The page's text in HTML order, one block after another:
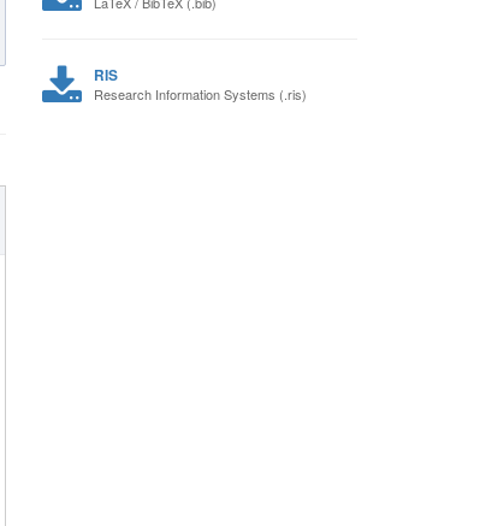
RIS
Research Information Systems (.ris)